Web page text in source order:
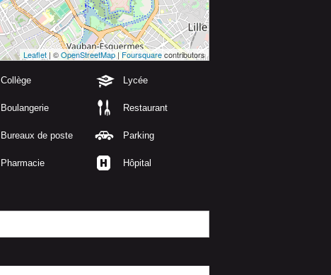
Leaflet | ©OpenStreetMap| Foursquarecontributors
Collège Lycée
Boulangerie Restaurant
Bureaux de poste Parking
Pharmacie Hôpital